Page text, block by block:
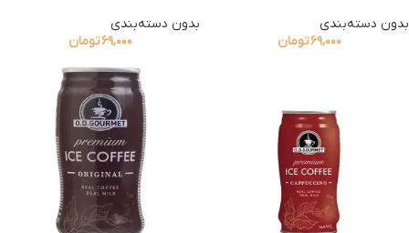
بدون دسته‌بندی
۶۹,۰۰۰تومان
بدون دسته‌بندی
۶۹,۰۰۰تومان